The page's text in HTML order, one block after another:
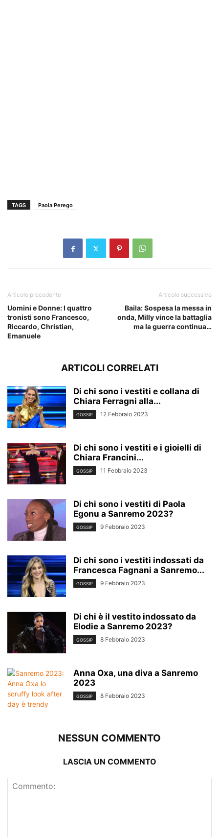
TAGS Paola Perego
Articolo precedente
Uomini e Donne: I quattro
tronisti sono Francesco,
Riccardo, Christian,
Emanuele
Articolo successivo
Baila: Sospesa la messa in
onda, Milly vince la battaglia
ma la guerra continua…
ARTICOLI CORRELATI
Di chi sono i vestiti e collana di
Chiara Ferragni alla...
GOSSIP 12 Febbraio 2023
Di chi sono i vestiti e i gioielli di
Chiara Francini...
GOSSIP 11 Febbraio 2023
Di chi sono i vestiti di Paola
Egonu a Sanremo 2023?
GOSSIP 9 Febbraio 2023
Di chi sono i vestiti indossati da
Francesca Fagnani a Sanremo...
GOSSIP 9 Febbraio 2023
Di chi è il vestito indossato da
Elodie a Sanremo 2023?
GOSSIP 8 Febbraio 2023
Anna Oxa, una diva a Sanremo
2023
GOSSIP 8 Febbraio 2023
NESSUN COMMENTO
LASCIA UN COMMENTO